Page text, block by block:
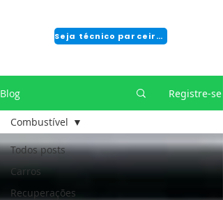
Seja técnico parceiro!
Blog Registre-se
Todos posts
Carros
Recuperações
Combustível